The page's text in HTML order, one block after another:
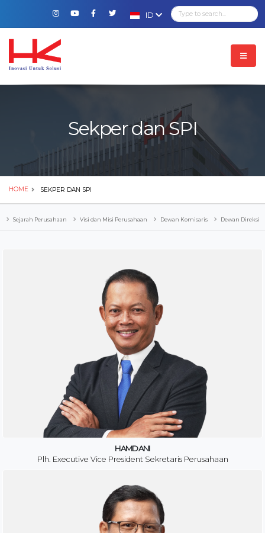
ID
Sekper dan SPI
HOME SEKPER DAN SPI
Sejarah Perusahaan Visi dan Misi Perusahaan Dewan Komisaris Dewan Direksi
HAMDANI
Plh. Executive Vice President Sekretaris Perusahaan